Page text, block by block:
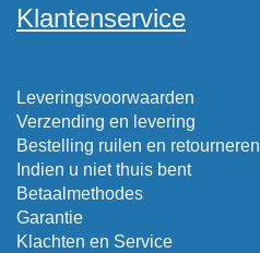
Klantenservice
Leveringsvoorwaarden
Verzending en levering
Bestelling ruilen en retourneren
Indien u niet thuis bent
Betaalmethodes
Garantie
Klachten en Service